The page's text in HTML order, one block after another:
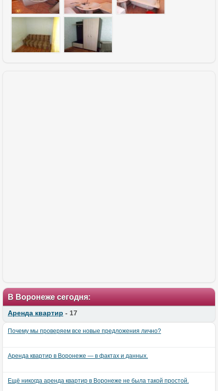
В Воронеже сегодня:
Аренда квартир - 17
Почему мы проверяем все новые предложения лично?
Аренда квартир в Воронеже — в фактах и данных.
Ещё никогда аренда квартир в Воронеже не была такой простой.